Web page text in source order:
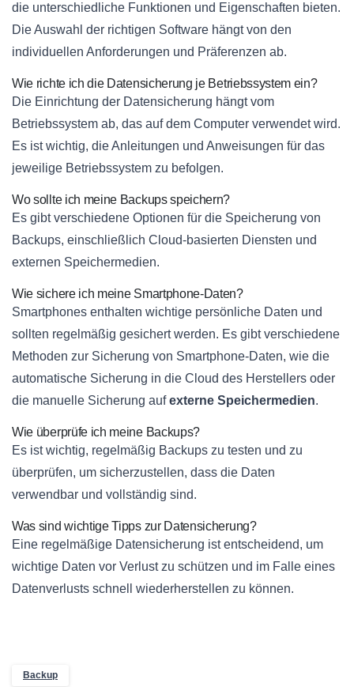
die unterschiedliche Funktionen und Eigenschaften bieten.
Die Auswahl der richtigen Software hängt von den
individuellen Anforderungen und Präferenzen ab.
Wie richte ich die Datensicherung je Betriebssystem ein?
Die Einrichtung der Datensicherung hängt vom
Betriebssystem ab, das auf dem Computer verwendet wird.
Es ist wichtig, die Anleitungen und Anweisungen für das
jeweilige Betriebssystem zu befolgen.
Wo sollte ich meine Backups speichern?
Es gibt verschiedene Optionen für die Speicherung von
Backups, einschließlich Cloud-basierten Diensten und
externen Speichermedien.
Wie sichere ich meine Smartphone-Daten?
Smartphones enthalten wichtige persönliche Daten und
sollten regelmäßig gesichert werden. Es gibt verschiedene
Methoden zur Sicherung von Smartphone-Daten, wie die
automatische Sicherung in die Cloud des Herstellers oder
die manuelle Sicherung aufexterne Speichermedien.
Wie überprüfe ich meine Backups?
Es ist wichtig, regelmäßig Backups zu testen und zu
überprüfen, um sicherzustellen, dass die Daten
verwendbar und vollständig sind.
Was sind wichtige Tipps zur Datensicherung?
Eine regelmäßige Datensicherung ist entscheidend, um
wichtige Daten vor Verlust zu schützen und im Falle eines
Datenverlusts schnell wiederherstellen zu können.
Backup